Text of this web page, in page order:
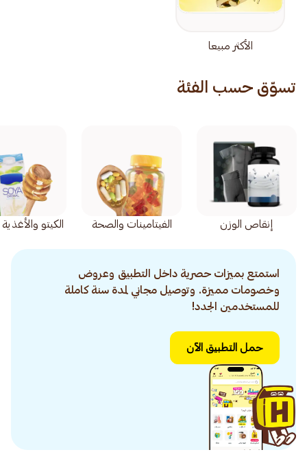
الأكثر مبيعا
تسوّق حسب الفئة
إنقاص الوزن الفيتامينات والصحة الكيتو
استمتع بميزات حصرية داخل التطبيق وعروض
وخصومات مميزة. وتوصيل مجاني لمدة سنة كاملة
للمستخدمين الجدد!
حمل التطبيق الآن